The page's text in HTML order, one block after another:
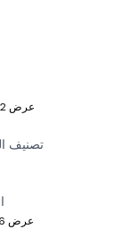
عرض 72 عناصر
تصنيف
عرض 16 عناصر